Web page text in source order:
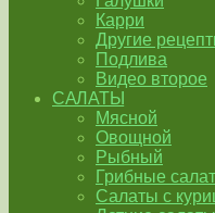
Карри
Другие
Подлива
Видео второе
САЛАТЫ
Мясной
Овощной
Рыбный
Грибные
Салаты с